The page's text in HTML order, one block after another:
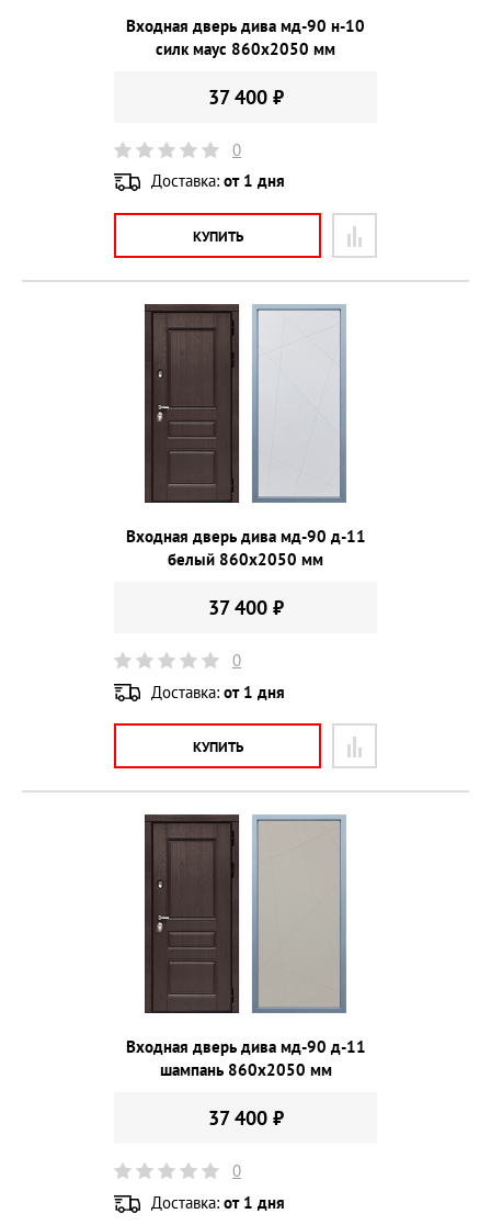
Входная дверь дива мд-90 н-10
силк маус 860х2050 мм
37 400 ₽
0
Доставка: от 1 дня
КУПИТЬ
Входная дверь дива мд-90 д-11
белый 860х2050 мм
37 400 ₽
0
Доставка: от 1 дня
КУПИТЬ
Входная дверь дива мд-90 д-11
шампань 860х2050 мм
37 400 ₽
0
Доставка: от 1 дня